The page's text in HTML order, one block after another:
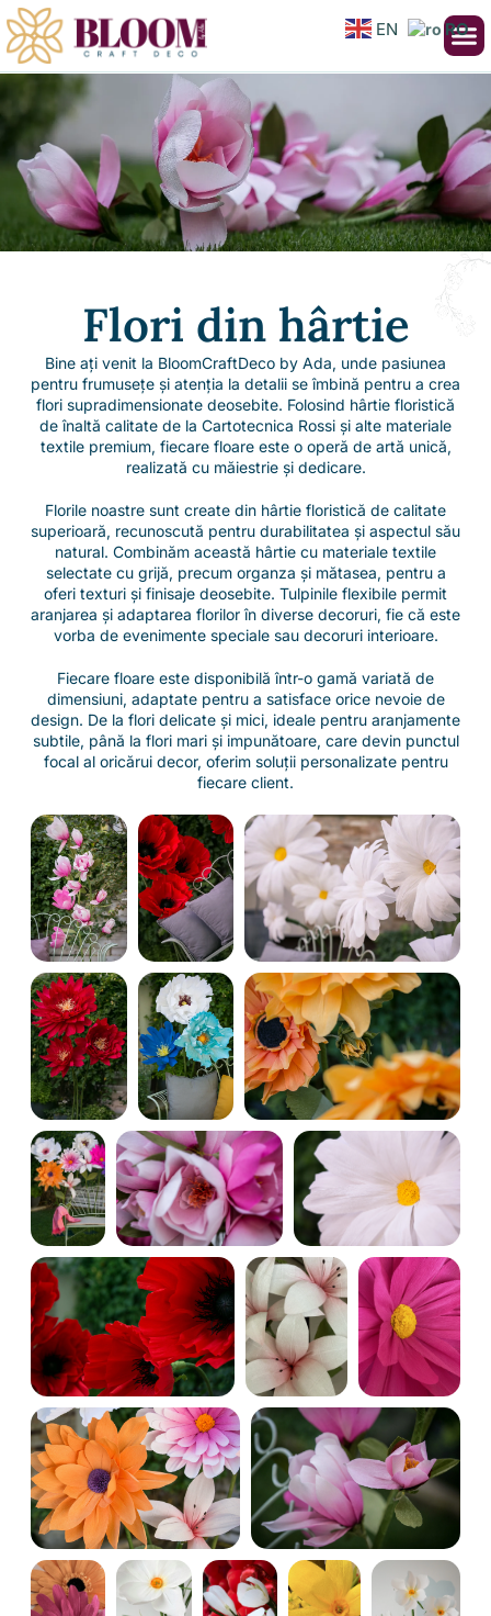
Flori din hârtie
Bine ați venit la BloomCraftDeco by Ada, unde pasiunea
pentru frumusețe și atenția la detalii se îmbină pentru a crea
flori supradimensionate deosebite. Folosind hârtie floristică
de înaltă calitate de la Cartotecnica Rossi și alte materiale
textile premium, fiecare floare este o operă de artă unică,
realizată cu măiestrie și dedicare.
Florile noastre sunt create din hârtie floristică de calitate
superioară, recunoscută pentru durabilitatea și aspectul său
natural. Combinăm această hârtie cu materiale textile
selectate cu grijă, precum organza și mătasea, pentru a
oferi texturi și finisaje deosebite. Tulpinile flexibile permit
aranjarea și adaptarea florilor în diverse decoruri, fie că este
vorba de evenimente speciale sau decoruri interioare.
Fiecare floare este disponibilă într-o gamă variată de
dimensiuni, adaptate pentru a satisface orice nevoie de
design. De la flori delicate și mici, ideale pentru aranjamente
subtile, până la flori mari și impunătoare, care devin punctul
focal al oricărui decor, oferim soluții personalizate pentru
fiecare client.
EN RO